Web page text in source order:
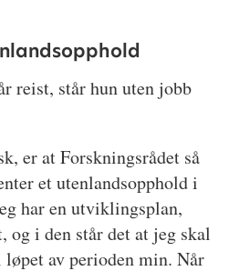
reist, står hun uten jobb
er at Forskningsrådet så
et utenlandsopphold i
har en utviklingsplan,
og i den står det at jeg skal
av perioden min. Når